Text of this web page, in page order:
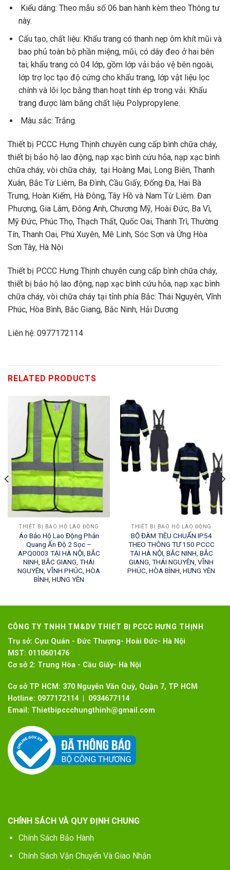
Kiểu dáng: Theo mẫu số 06 ban hành kèm theo Thông tư
này.
Cấu tạo, chất liệu: Khẩu trang có thanh nẹp ôm khít mũi và
bao phủ toàn bộ phần miệng, mũi, có dây đeo ởhai bên
tai; khẩu trang có 04 lớp, gồm lớp vải bảo vệ bên ngoài,
lớp trợ lọc tạo độ cứng cho khẩu trang, lớp vật liệu lọc
chính và lõi lọc bằng than hoạt tính ép trong vải. Khẩu
trang được làm bằng chất liệu Polypropylene.
Màu sắc: Trắng.
Thiết bị PCCC Hưng Thịnh chuyên cung cấp bình chữa cháy,
thiết bị bảo hộ lao động, nạp xạc bình cứu hỏa, nạp xạc bình
chữa cháy, vòi chữa cháy, tại Hoàng Mai, Long Biên, Thanh
Xuân, Bắc Từ Liêm, Ba Đình, Cầu Giấy, Đống Đa, Hai Bà
Trưng, Hoàn Kiếm, Hà Đông, Tây Hồ và Nam Từ Liêm. Đan
Phượng, Gia Lâm, Đông Anh, Chương Mỹ, Hoài Đức, Ba Vì,
Mỹ Đức, Phúc Thọ, Thạch Thất, Quốc Oai, Thanh Trì, Thường
Tín, Thanh Oai, Phú Xuyên, Mê Linh, Sóc Sơn và Ứng Hòa
Sơn Tây, Hà Nội
Thiết bị PCCC Hưng Thịnh chuyên cung cấp bình chữa cháy,
thiết bị bảo hộ lao động, nạp xạc bình cứu hỏa, nạp xạc bình
chữa cháy, vòi chữa cháy tại tỉnh phía Bắc: Thái Nguyên, Vĩnh
Phúc, Hòa Bình, Bắc Giang, Bắc Ninh, Hải Dương
Liên hệ: 0977172114
RELATED PRODUCTS
THIẾT BỊ BẢO HỘ LAO ĐỘNG
Áo Bảo Hộ Lao Động Phản
Quang Ấn Độ 2 Sọc –
APQ0003 TẠI HÀ NỘI, BẮC
NINH, BẮC GIANG, THÁI
NGUYÊN, VĨNH PHÚC, HÒA
BÌNH, HƯNG YÊN
THIẾT BỊ BẢO HỘ LAO ĐỘNG
BỘ ĐÀM TIÊU CHUẨN IP54
THEO THÔNG TƯ 150 PCCC
TẠI HÀ NỘI, BẮC NINH, BẮC
GIANG, THÁI NGUYÊN, VĨNH
PHÚC, HÒA BÌNH, HƯNG YÊN
CÔNG TY TNHH TM&DV THIẾT BỊ PCCC HƯNG THỊNH
Trụ sở: Cựu Quán - Đức Thượng- Hoài Đức- Hà Nội
MST: 0110601476
Cơ sở 2: Trung Hòa - Cầu Giấy- Hà Nội
Cơ sở TP HCM: 370 Nguyễn Văn Quỳ, Quận 7, TP HCM
Hotline: 0977172114 | 0934677114
Email: Thietbipccchungthinh@gmail.com
CHÍNH SÁCH VÀ QUY ĐỊNH CHUNG
Chính Sách Bảo Hành
Chính Sách Vận Chuyển Và Giao Nhận